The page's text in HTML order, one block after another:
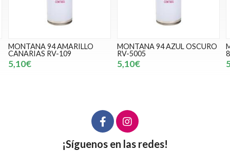
MONTANA 94 AZUL OSCURO
RV-5005
5,10€
MONTANA 94 MOSTAZA RV-
8023
5,10€
¡Síguenos en las redes!